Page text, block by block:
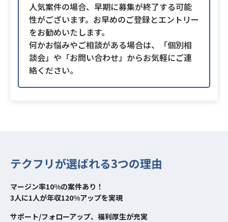
人気案件の場合、早期に募集が終了する可能
性がございます。お早めのご登録とエントリー
をお勧めいたします。
何かお悩みやご相談がある場合は、「個別相
談会」や「お問い合わせ」からお気軽にご連
絡ください。
テクフリが選ばれる3つの理由
マージン率10%の案件あり！
3人に1人が年収120%アップを実現
サポート/フォローアップ、福利厚生が充実